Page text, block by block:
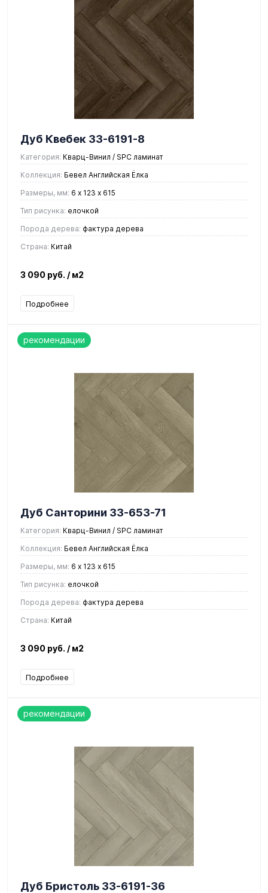
Дуб Квебек 33-6191-8
Категория: Кварц-Винил / SPC ламинат
Коллекция: Бевел Английская Ёлка
Размеры, мм: 6 х 123 х 615
Тип рисунка: елочкой
Порода дерева: фактура дерева
Страна: Китай
3 090 руб. / м2
Подробнее
рекомендации
Дуб Санторини 33-653-71
Категория: Кварц-Винил / SPC ламинат
Коллекция: Бевел Английская Ёлка
Размеры, мм: 6 х 123 х 615
Тип рисунка: елочкой
Порода дерева: фактура дерева
Страна: Китай
3 090 руб. / м2
Подробнее
рекомендации
Дуб Бристоль 33-6191-36